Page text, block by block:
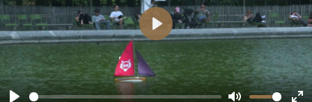
Play